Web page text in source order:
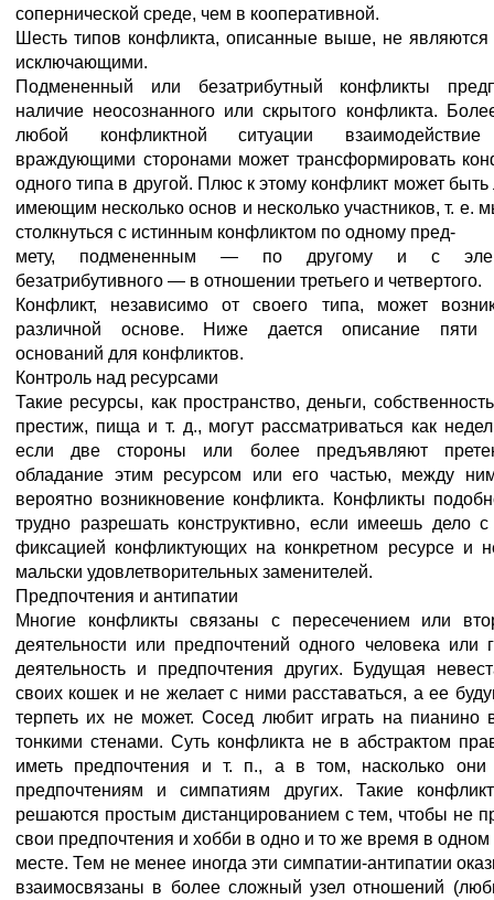
сопернической среде, чем в кооперативной.
Шесть типов конфликта, описанные выше, не являются
исключающими.
Подмененный или безатрибутный конфликты
наличие неосознанного или скрытого конфликта.
любой конфликтной ситуации
враждующими сторонами может трансформировать
одного типа в другой. Плюс к этому конфликт может
имеющим несколько основ и несколько участников, т. е.
столкнуться с истинным конфликтом по одному пред-
мету, подмененным — по другому и с
безатрибутивного — в отношении третьего и четвертого.
Конфликт, независимо от своего типа, может
различной основе. Ниже дается описание пяти
оснований для конфликтов.
Контроль над ресурсами
Такие ресурсы, как пространство, деньги,
престиж, пища и т. д., могут рассматриваться как
если две стороны или более предъявляют
обладание этим ресурсом или его частью, между
вероятно возникновение конфликта. Конфликты
трудно разрешать конструктивно, если имеешь дело с
фиксацией конфликтующих на конкретном ресурсе и
мальски удовлетворительных заменителей.
Предпочтения и антипатии
Многие конфликты связаны с пересечением или
деятельности или предпочтений одного человека или
деятельность и предпочтения других. Будущая
своих кошек и не желает с ними расставаться, а ее
терпеть их не может. Сосед любит играть на пианино
тонкими стенами. Суть конфликта не в абстрактом
иметь предпочтения и т. п., а в том, насколько
предпочтениям и симпатиям других. Такие
решаются простым дистанцированием с тем, чтобы не
свои предпочтения и хобби в одно и то же время в
месте. Тем не менее иногда эти симпатии-антипатии
взаимосвязаны в более сложный узел отношений